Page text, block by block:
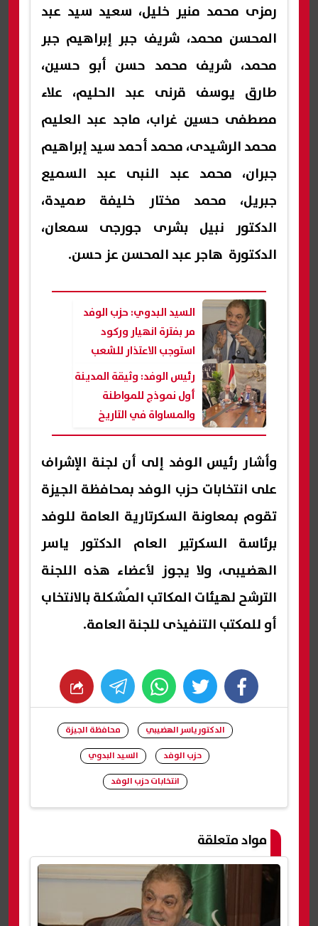
رمزى محمد منير خليل، سعيد سيد عبد
المحسن محمد، شريف جبر إبراهيم جبر
محمد، شريف محمد حسن أبو حسين،
طارق يوسف قرنى عبد الحليم، علاء
مصطفى حسين غراب، ماجد عبد العليم
محمد الرشيدى، محمد أحمد سيد إبراهيم
جبران، محمد عبد النبى عبد السميع
جبريل، محمد مختار خليفة صميدة،
الدكتور نبيل بشرى جورجى سمعان،
الدكتورة هاجر عبد المحسن عز حسن.
السيد البدوي: حزب الوفد
مر بفترة انهيار وركود
استوجب الاعتذار للشعب
رئيس الوفد: وثيقة المدينة
أول نموذج للمواطنة
والمساواة في التاريخ
وأشار رئيس الوفد إلى أن لجنة الإشراف
على انتخابات حزب الوفد بمحافظة الجيزة
تقوم بمعاونة السكرتارية العامة للوفد
برئاسة السكرتير العام الدكتور ياسر
الهضيبى، ولا يجوز لأعضاء هذه اللجنة
الترشح لهيئات المكاتب المُشكلة بالانتخاب
أو للمكتب التنفيذى للجنة العامة.
facebook
twitter
whats
الدكتور ياسر الهضيبي
محافظة الجيزة
حزب الوفد
السيد البدوي
انتخابات حزب الوفد
مواد متعلقة